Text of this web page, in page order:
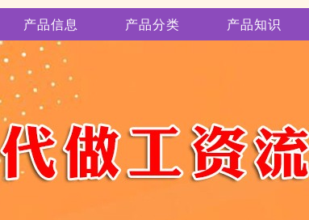
产品信息 产品分类 产品知识